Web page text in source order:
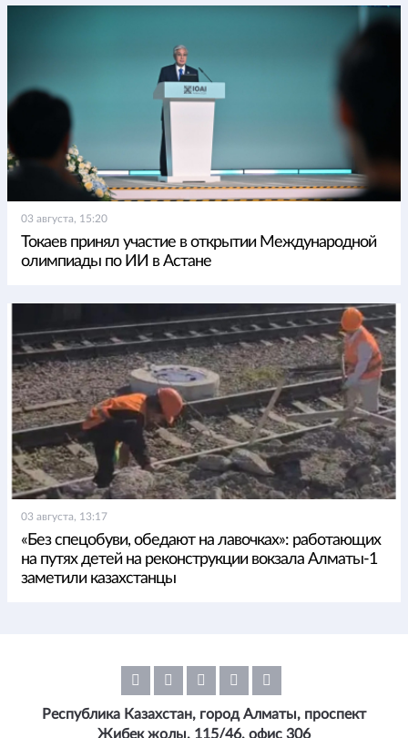
03 августа, 15:20
Токаев принял участие в открытии Международной
олимпиады по ИИ в Астане
03 августа, 13:17
«Без спецобуви, обедают на лавочках»: работающих
на путях детей на реконструкции вокзала Алматы-1
заметили казахстанцы
Республика Казахстан, город Алматы, проспект
Жибек жолы, 115/46, офис 306